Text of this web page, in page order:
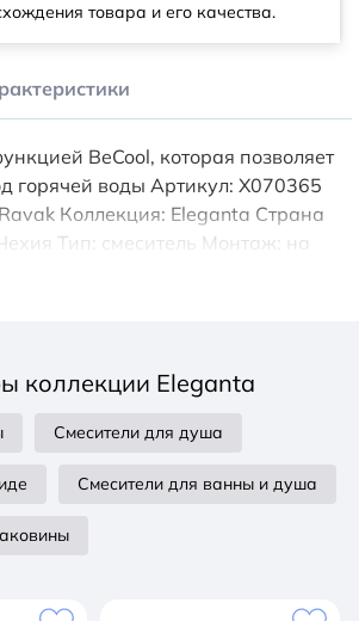
товара и его качества.
BeCool, которая позволяет
горячей воды Артикул: X070365
Коллекция: Eleganta Страна
Тип: смеситель Монтаж: на
наружный (врезной) Вид
нет Цвет: розовое золото
латунь Стиль: современный
Область применения:
керамический картридж 35 мм
коллекции Eleganta
Смесители для душа
Смесители для ванны и душа